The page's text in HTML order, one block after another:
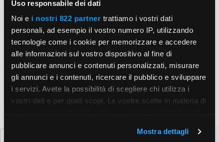
Uso responsabile dei dati
Noi e i nostri 822 partner trattiamo i vostri dati
personali, ad esempio il vostro numero IP, utilizzando
tecnologie come i cookie per memorizzare e accedere
alle informazioni sul vostro dispositivo al fine di
pubblicare annunci e contenuti personalizzati, misurare
gli annunci e i contenuti, ricercare il pubblico e sviluppare
i servizi. Avete la possibilità di scegliere chi utilizza i
vostri dati e per quali scopi. Le vostre scelte in materia di
modificare o revocare il proprio consenso in qualsiasi
Mostra dettagli
Sito
web
Salva il mio nome, email e sito web in questo
browser per la prossima volta che commento.